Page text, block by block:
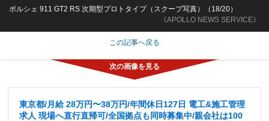
《APOLLO NEWS SERVICE》
ポルシェ 911 GT2 RS 次期型プロトタイプ（スクープ写真）（18/20）
この記事へ戻る
東京都/月給 28万円〜38万円/年間休日127日 電工&施工管理
求人 現場へ直行直帰可/全国拠点も同時募集中/親会社は100